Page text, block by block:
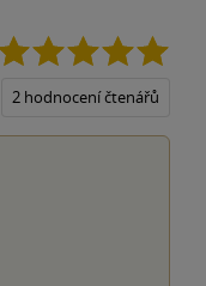
2 hodnocení čtenářů